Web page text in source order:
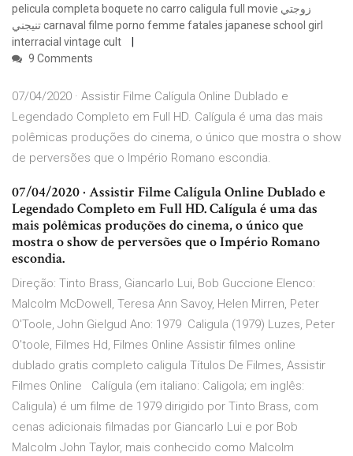
pelicula completa boquete no carro caligula full movie زوجتي
تنيجني carnaval filme porno femme fatales japanese school girl
interracial vintage cult
9 Comments
07/04/2020 · Assistir Filme Calígula Online Dublado e
Legendado Completo em Full HD. Calígula é uma das mais
polêmicas produções do cinema, o único que mostra o show
de perversões que o Império Romano escondia.
07/04/2020 · Assistir Filme Calígula Online Dublado e
Legendado Completo em Full HD. Calígula é uma das
mais polêmicas produções do cinema, o único que
mostra o show de perversões que o Império Romano
escondia.
Direção: Tinto Brass, Giancarlo Lui, Bob Guccione Elenco:
Malcolm McDowell, Teresa Ann Savoy, Helen Mirren, Peter
O'Toole, John Gielgud Ano: 1979 Caligula (1979) Luzes, Peter
O'toole, Filmes Hd, Filmes Online Assistir filmes online
dublado gratis completo caligula Títulos De Filmes, Assistir
Filmes Online Calígula (em italiano: Caligola; em inglês:
Caligula) é um filme de 1979 dirigido por Tinto Brass, com
cenas adicionais filmadas por Giancarlo Lui e por Bob
Malcolm John Taylor, mais conhecido como Malcolm